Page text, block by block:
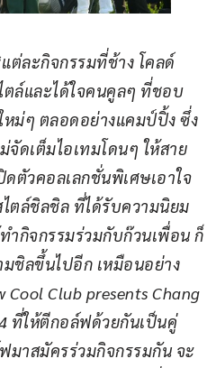
แต่ละกิจกรรมที่ช้าง โคลด์
ตล์และได้ใจคนคูลๆ ที่ชอบ
ม่ๆ ตลอดอย่างแคมป์ปิ้ง ซึ่ง
ดเต็มไอเทมโดนๆ ให้สาย
ตัวคอลเลกชั่นพิเศษเอาใจ
ตล์ชิลชิล ที่ได้รับความนิยม
ำกิจกรรมร่วมกับก๊วนเพื่อน ก็
ชิลขึ้นไปอีก เหมือนอย่าง
Cool Club presents Chang
ที่ให้ตีกอล์ฟด้วยกันเป็นคู่
าสมัครร่วมกิจกรรมกัน จะ